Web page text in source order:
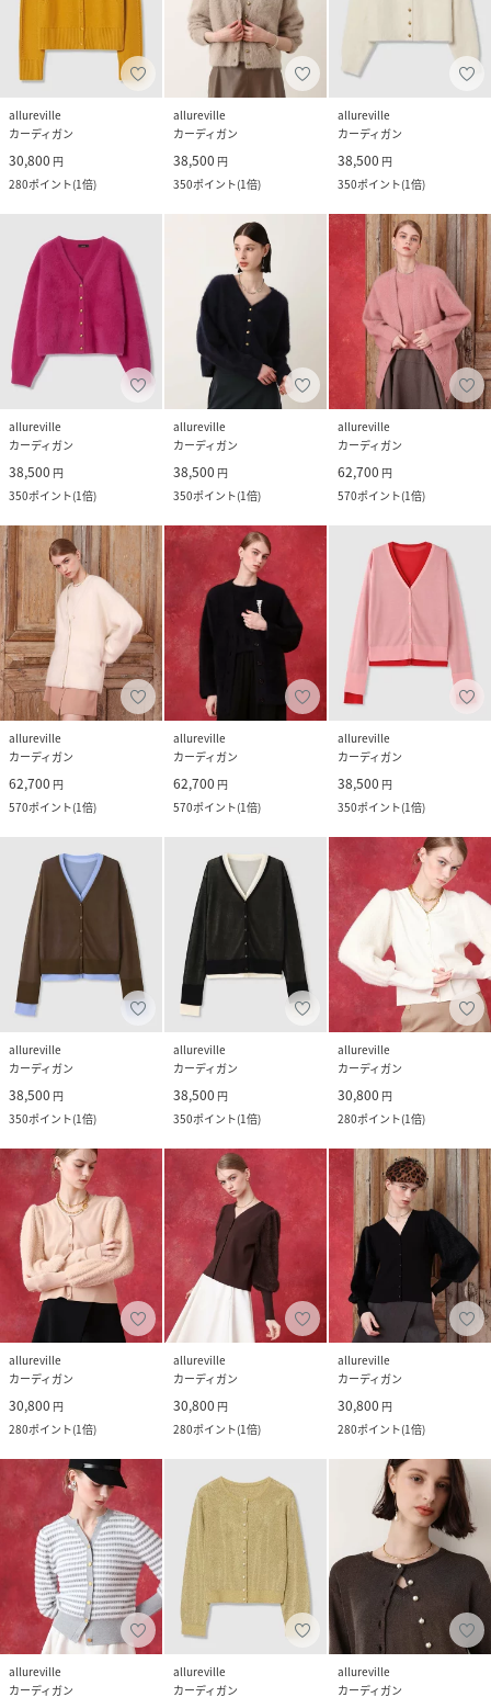
allureville
カーディガン
30,800 円
280ポイント(1倍)
allureville
カーディガン
38,500 円
350ポイント(1倍)
allureville
カーディガン
38,500 円
350ポイント(1倍)
allureville
カーディガン
38,500 円
350ポイント(1倍)
allureville
カーディガン
38,500 円
350ポイント(1倍)
allureville
カーディガン
62,700 円
570ポイント(1倍)
allureville
カーディガン
62,700 円
570ポイント(1倍)
allureville
カーディガン
62,700 円
570ポイント(1倍)
allureville
カーディガン
38,500 円
350ポイント(1倍)
allureville
カーディガン
38,500 円
350ポイント(1倍)
allureville
カーディガン
38,500 円
350ポイント(1倍)
allureville
カーディガン
30,800 円
280ポイント(1倍)
allureville
カーディガン
30,800 円
280ポイント(1倍)
allureville
カーディガン
30,800 円
280ポイント(1倍)
allureville
カーディガン
30,800 円
280ポイント(1倍)
allureville
カーディガン
allureville
カーディガン
allureville
カーディガン